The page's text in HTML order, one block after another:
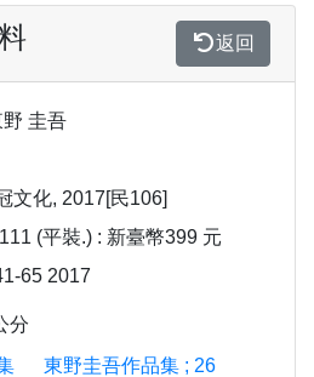
返回
圭吾
文化, 2017[民106]
(平裝.) : 新臺幣399 元
65 2017
分
東野圭吾作品集 ; 26